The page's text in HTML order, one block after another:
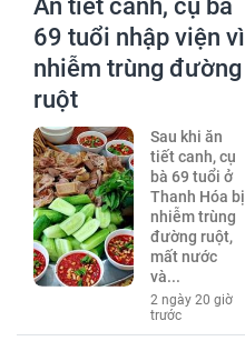
Ăn tiết canh, cụ bà
69 tuổi nhập viện vì
nhiễm trùng đường
ruột
Sau khi ăn
tiết canh, cụ
bà 69 tuổi ở
Thanh Hóa bị
nhiễm trùng
đường ruột,
mất nước
và...
2 ngày 20 giờ
trước